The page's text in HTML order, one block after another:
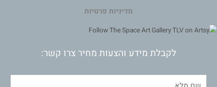
מדיניות פרטיות
לקבלת מידע והצעות מחיר צרו קשר: